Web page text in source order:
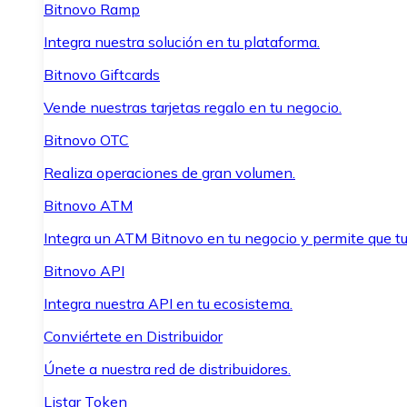
Bitnovo Ramp
Integra nuestra solución en tu plataforma.
Bitnovo Giftcards
Vende nuestras tarjetas regalo en tu negocio.
Bitnovo OTC
Realiza operaciones de gran volumen.
Bitnovo ATM
Integra un ATM Bitnovo en tu negocio y permite que
Bitnovo API
Integra nuestra API en tu ecosistema.
Conviértete en Distribuidor
Únete a nuestra red de distribuidores.
Listar Token